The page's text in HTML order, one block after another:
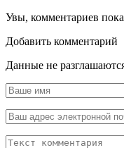
Увы, комментариев
Добавить комментарий
Данные не